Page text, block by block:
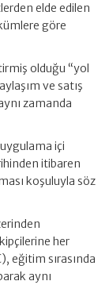
elde edilen
göre
olduğu “yol
ve satış
zamanda
içi
itibaren
koşuluyla söz
her
eğitim sırasında
aynı